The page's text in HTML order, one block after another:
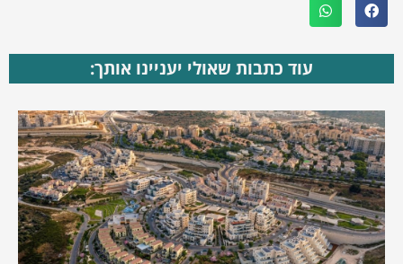
עוד כתבות שאולי יעניינו אותך: